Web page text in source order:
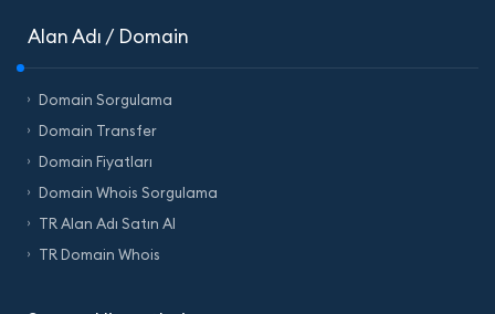
Alan Adı / Domain
Domain Sorgulama
Domain Transfer
Domain Fiyatları
Domain Whois Sorgulama
TR Alan Adı Satın Al
TR Domain Whois